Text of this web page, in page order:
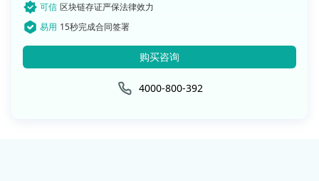
可信 区块链存证严保法律效力
易用 15秒完成合同签署
购买咨询
4000-800-392